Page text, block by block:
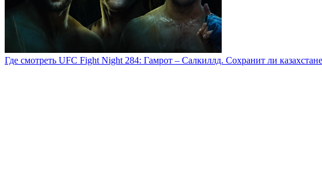
Где смотреть UFC Fight Night 284: Гамрот – Салкиллд. Сохранит ли